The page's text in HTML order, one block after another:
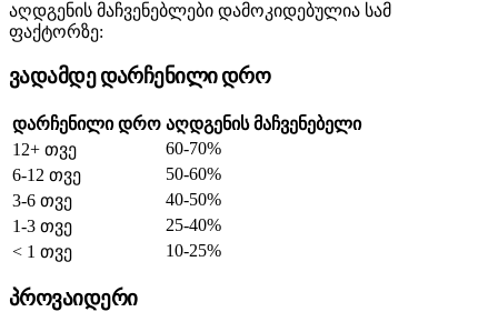
აღდგენის მაჩვენებლები დამოკიდებულია სამ
ფაქტორზე:
ვადამდე დარჩენილი დრო
დარჩენილი დრო აღდგენის მაჩვენებელი
12+ თვე
60-70%
6-12 თვე
50-60%
3-6 თვე
40-50%
1-3 თვე
25-40%
< 1 თვე
10-25%
პროვაიდერი